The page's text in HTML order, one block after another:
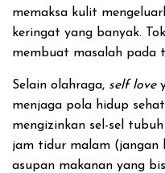
memaksa kulit
keringat yang banyak.
membuat masalah pada
Selain olahraga, self love
menjaga pola hidup
mengizinkan sel-sel
jam tidur malam (jangan
asupan makanan yang